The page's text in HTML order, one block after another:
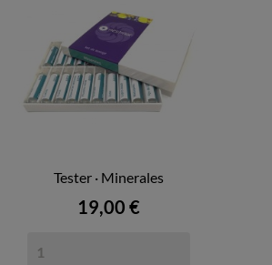
Tester · Minerales
Precio
19,00 €